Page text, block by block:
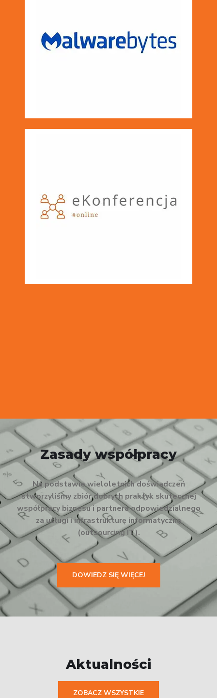
Zasady współpracy
Na podstawie wieloletnich doświadczeń
stworzyliśmy zbiór dobrych praktyk skutecznej
współpracy biznesu i partnera odpowiedzialnego
za usługi i infrastrukturę informatyczną
(outsourcing IT).
DOWIEDZ SIĘ WIĘCEJ
Aktualności
ZOBACZ WSZYSTKIE